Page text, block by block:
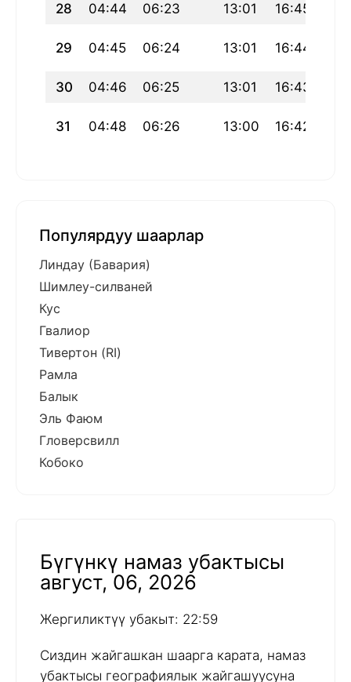
28 04:44 06:23 13:01 16:45
29 04:45 06:24 13:01 16:44
30 04:46 06:25 13:01 16:43
31 04:48 06:26 13:00 16:42
Популярдуу шаарлар
Линдау (Бавария)
Шимлеу-силваней
Кус
Гвалиор
Тивертон (RI)
Рамла
Балык
Эль Фаюм
Гловерсвилл
Кобоко
Бүгүнкү намаз убактысы
август, 06, 2026
Жергиликтүү убакыт: 22:59
Сиздин жайгашкан шаарга карата, намаз
убактысы географиялык жайгашуусуна